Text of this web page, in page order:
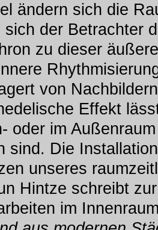
ändern sich die
sich der Betrachter
zu dieser
von
Effekt
oder im
sind. Die
unseres
Hintze schreibt
im